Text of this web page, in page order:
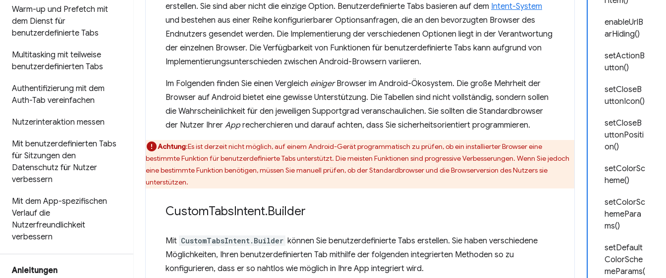
Warm-up und Prefetch mit
dem Dienst für
benutzerdefinierte Tabs
Multitasking mit teilweise
benutzerdefinierten Tabs
Authentifizierung mit dem
Auth-Tab vereinfachen
Nutzerinteraktion messen
Mit benutzerdefinierten Tabs
für Sitzungen den
Datenschutz für Nutzer
verbessern
Mit dem App-spezifischen
Verlauf die
Nutzerfreundlichkeit
verbessern
Anleitungen
enableUrlB
arHiding()
setActionB
utton()
setCloseB
uttonIcon()
setCloseB
uttonPositi
on()
setColorSc
heme()
setColorSc
hemePara
ms()
setDefault
ColorSche
meParams(
erstellen. Sie sind aber nicht die einzige Option. Benutzerdefinierte Tabs basieren auf dem Intent-System
und bestehen aus einer Reihe konfigurierbarer Optionsanfragen, die an den bevorzugten Browser des
Endnutzers gesendet werden. Die Implementierung der verschiedenen Optionen liegt in der Verantwortung
der einzelnen Browser. Die Verfügbarkeit von Funktionen für benutzerdefinierte Tabs kann aufgrund von
Implementierungsunterschieden zwischen Android-Browsern variieren.
Im Folgenden finden Sie einen Vergleich einigerBrowser im Android-Ökosystem. Die große Mehrheit der
Browser auf Android bietet eine gewisse Unterstützung. Die Tabellen sind nicht vollständig, sondern sollen
die Wahrscheinlichkeit für den jeweiligen Supportgrad veranschaulichen. Sie sollten die Standardbrowser
der Nutzer Ihrer Apprecherchieren und darauf achten, dass Sie sicherheitsorientiert programmieren.
Achtung:Es ist derzeit nicht möglich, auf einem Android-Gerät programmatisch zu prüfen, ob ein installierter Browser eine
bestimmte Funktion für benutzerdefinierte Tabs unterstützt. Die meisten Funktionen sind progressive Verbesserungen. Wenn Sie jedoch
eine bestimmte Funktion benötigen, müssen Sie manuell prüfen, ob der Standardbrowser und die Browserversion des Nutzers sie
unterstützen.
CustomTabsIntent.Builder
Mit CustomTabsIntent.Builder können Sie benutzerdefinierte Tabs erstellen. Sie haben verschiedene
Möglichkeiten, Ihren benutzerdefinierten Tab mithilfe der folgenden integrierten Methoden so zu
konfigurieren, dass er so nahtlos wie möglich in Ihre App integriert wird.